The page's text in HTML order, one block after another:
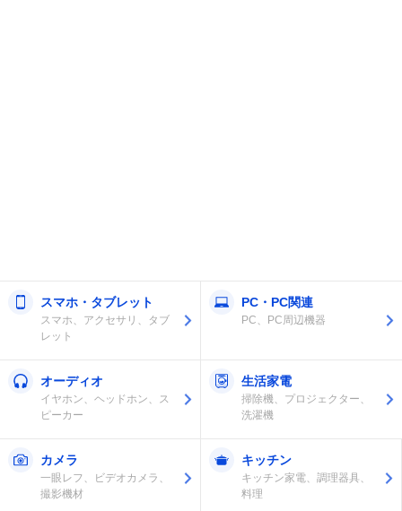
スマホ・タブレット
スマホ、アクセサリ、タブ
レット
PC・PC関連
PC、PC周辺機器
オーディオ
イヤホン、ヘッドホン、ス
ピーカー
生活家電
掃除機、プロジェクター、
洗濯機
カメラ
一眼レフ、ビデオカメラ、
撮影機材
キッチン
キッチン家電、調理器具、
料理